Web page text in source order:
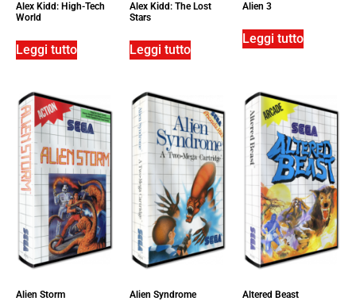
Alex Kidd: High-Tech
World
Leggi tutto
Alex Kidd: The Lost
Stars
Leggi tutto
Alien 3
Leggi tutto
Alien Storm Alien Syndrome Altered Beast